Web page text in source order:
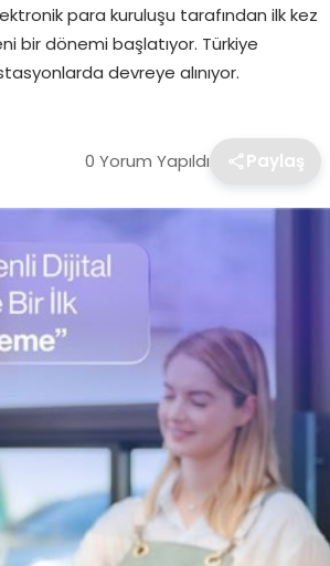
para kuruluşu tarafından ilk kez
bir dönemi başlatıyor. Türkiye
devreye alınıyor.
0 Yorum Yapıldı Paylaş